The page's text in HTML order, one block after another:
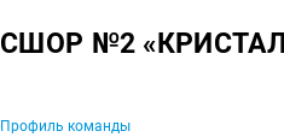
СШОР №2
Профиль команды